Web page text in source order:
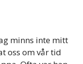
minns inte mitt
oss om vår tid